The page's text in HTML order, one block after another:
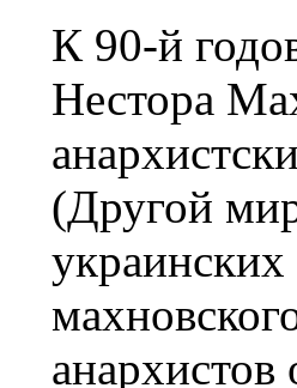
К 90-й
Нестора
(Другой
украинских
анархистов